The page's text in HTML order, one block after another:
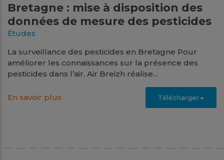
Bretagne : mise à disposition des
données de mesure des pesticides
Études
La surveillance des pesticides en Bretagne Pour
améliorer les connaissances sur la présence des
pesticides dans l’air, Air Breizh réalise...
En savoir plus Télécharger
2026